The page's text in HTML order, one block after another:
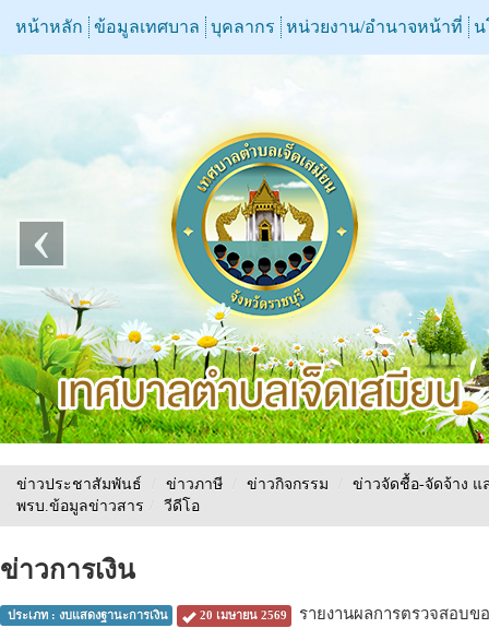
หน้าหลัก ข้อมูลเทศบาล บุคลากร หน่วยงาน/อำนาจหน้าที่ น
‹
ข่าวประชาสัมพันธ์ / ข่าวภาษี / ข่าวกิจกรรม / ข่าวจัดชื้อ-จัดจ้าง แ
พรบ.ข้อมูลข่าวสาร / วีดีโอ
ข่าวการเงิน
ประเภท : งบแสดงฐานะการเงิน 20 เมษายน 2569
รายงานผลการตรวจสอบ